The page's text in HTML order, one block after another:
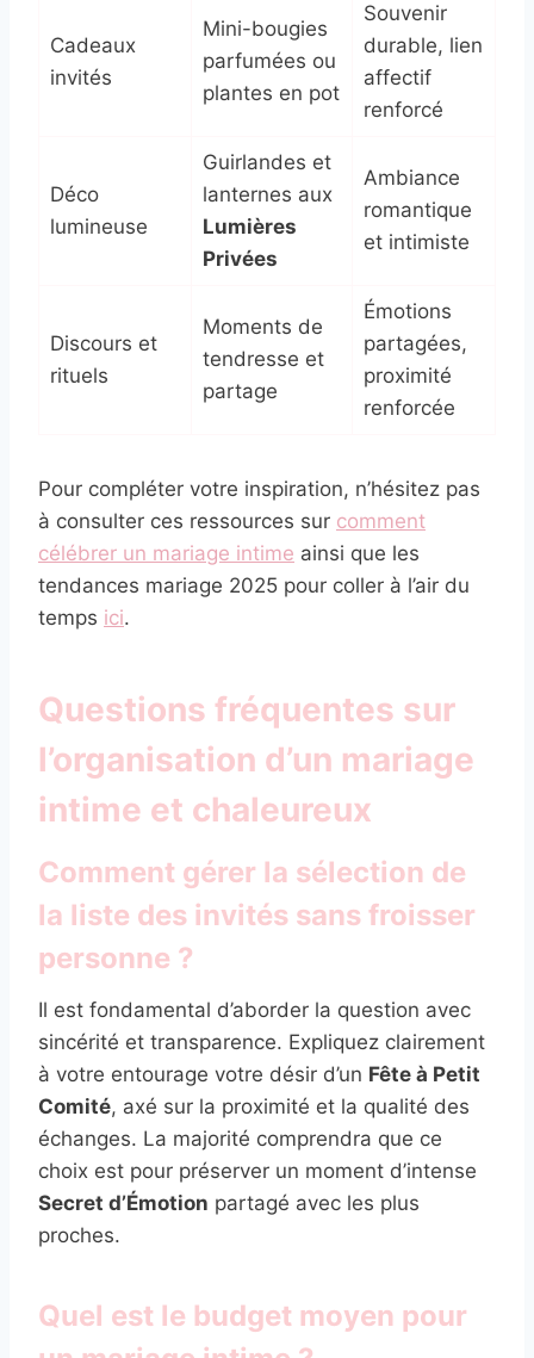
Cadeaux
invités
Mini-bougies
parfumées ou
plantes en pot
Souvenir
durable, lien
affectif
renforcé
Déco
lumineuse
Guirlandes et
lanternes aux
Lumières
Privées
Ambiance
romantique
et intimiste
Discours et
rituels
Moments de
tendresse et
partage
Émotions
partagées,
proximité
renforcée
Pour compléter votre inspiration, n’hésitez pas
à consulter ces ressources sur comment
célébrer un mariage intime ainsi que les
tendances mariage 2025 pour coller à l’air du
temps ici.
Questions fréquentes sur
l’organisation d’un mariage
intime et chaleureux
Comment gérer la sélection de
la liste des invités sans froisser
personne ?
Il est fondamental d’aborder la question avec
sincérité et transparence. Expliquez clairement
à votre entourage votre désir d’un Fête à Petit
Comité, axé sur la proximité et la qualité des
échanges. La majorité comprendra que ce
choix est pour préserver un moment d’intense
Secret d’Émotion partagé avec les plus
proches.
Quel est le budget moyen pour